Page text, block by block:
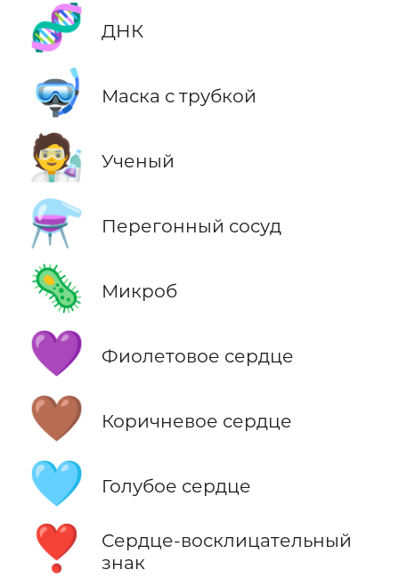
🧬 ДНК
🤿 Маска с трубкой
🧑‍🔬 Ученый
⚗️ Перегонный сосуд
🦠 Микроб
💜 Фиолетовое сердце
🤎 Коричневое сердце
🩵 Голубое сердце
❣️
Сердце-восклицательный
знак